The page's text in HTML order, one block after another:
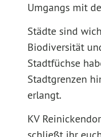
Umgangs mit
Städte sind
Biodiversität
Stadtfüchse
Stadtgrenzen
erlangt.
KV